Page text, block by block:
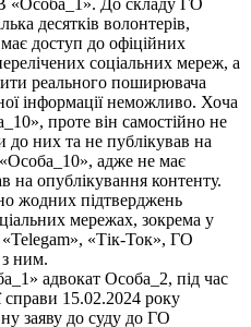
десятків волонтерів,
доступ до офіційних
соціальних мереж, а
реального поширювача
інформації неможливо. Хоча
проте він самостійно не
до них та не публікував на
адже не має
на опублікування контенту.
жодних підтверджень
мережах, зокрема у
«Тік-Ток», ГО
з ним.
адвокат Особа_2, під час
справи 15.02.2024 року
заяву до суду до ГО